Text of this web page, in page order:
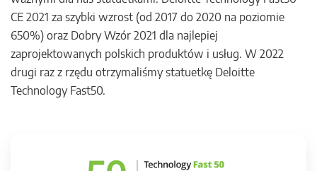
CE 2021 za szybki wzrost (od 2017 do 2020 na poziomie
650%) oraz Dobry Wzór 2021 dla najlepiej
zaprojektowanych polskich produktów i usług. W 2022
drugi raz z rzędu otrzymaliśmy statuetkę Deloitte
Technology Fast50.